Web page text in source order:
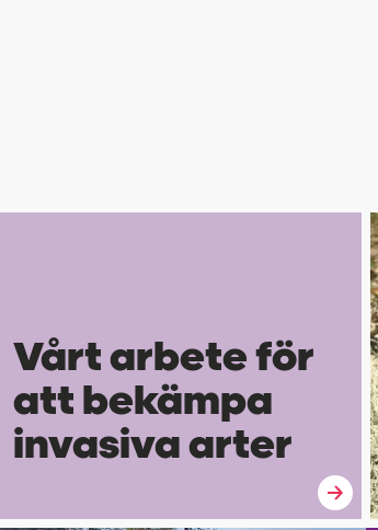
Vårt arbete för
att bekämpa
invasiva arter